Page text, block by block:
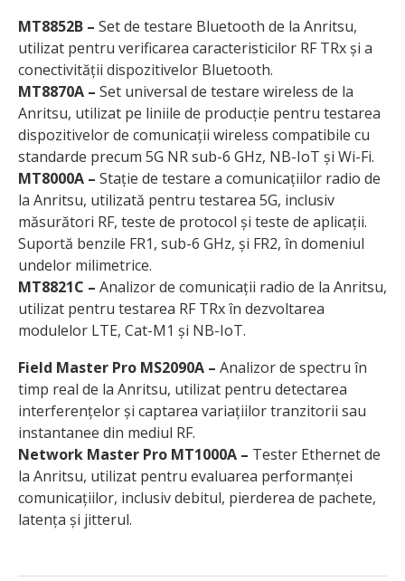
MT8852B – Set de testare Bluetooth de la Anritsu,
utilizat pentru verificarea caracteristicilor RF TRx și a
conectivității dispozitivelor Bluetooth.
MT8870A – Set universal de testare wireless de la
Anritsu, utilizat pe liniile de producție pentru testarea
dispozitivelor de comunicații wireless compatibile cu
standarde precum 5G NR sub-6 GHz, NB-IoT și Wi-Fi.
MT8000A – Stație de testare a comunicațiilor radio de
la Anritsu, utilizată pentru testarea 5G, inclusiv
măsurători RF, teste de protocol și teste de aplicații.
Suportă benzile FR1, sub-6 GHz, și FR2, în domeniul
undelor milimetrice.
MT8821C – Analizor de comunicații radio de la Anritsu,
utilizat pentru testarea RF TRx în dezvoltarea
modulelor LTE, Cat-M1 și NB-IoT.
Field Master Pro MS2090A – Analizor de spectru în
timp real de la Anritsu, utilizat pentru detectarea
interferențelor și captarea variațiilor tranzitorii sau
instantanee din mediul RF.
Network Master Pro MT1000A – Tester Ethernet de
la Anritsu, utilizat pentru evaluarea performanței
comunicațiilor, inclusiv debitul, pierderea de pachete,
latența și jitterul.